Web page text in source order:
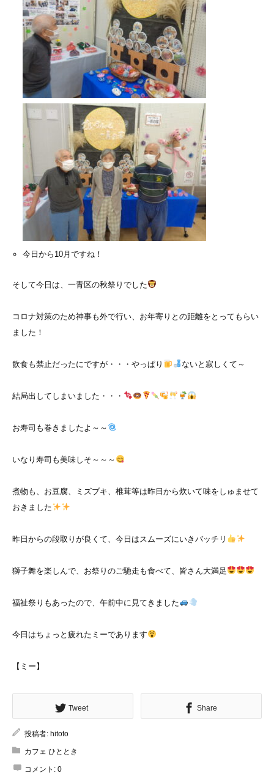
今日から10月ですね！
そして今日は、一青区の秋祭りでした
コロナ対策のため神事も外で行い、お年寄りとの距離をとってもらい
ました！
飲食も禁止だったにですが・・・やっぱり ないと寂しくて～
結局出してしまいました・・・
お寿司も巻きましたよ～～
いなり寿司も美味しそ～～～
煮物も、お豆腐、ミズブキ、椎茸等は昨日から炊いて味をしゅませて
おきました
昨日からの段取りが良くて、今日はスムーズにいきバッチリ
獅子舞を楽しんで、お祭りのご馳走も食べて、皆さん大満足
福祉祭りもあったので、午前中に見てきました
今日はちょっと疲れたミーであります
【ミー】
Tweet Share
投稿者: hitoto
カフェ ひととき
コメント: 0
施設案内